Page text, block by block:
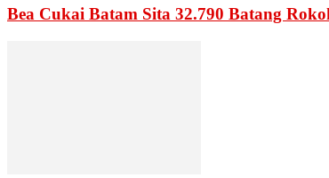
Bea Cukai Batam Sita 32.790 Batang